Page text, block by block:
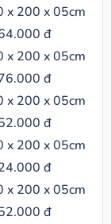
x 200 x 05cm
đ
x 200 x 05cm
đ
x 200 x 05cm
đ
x 200 x 05cm
đ
x 200 x 05cm
đ